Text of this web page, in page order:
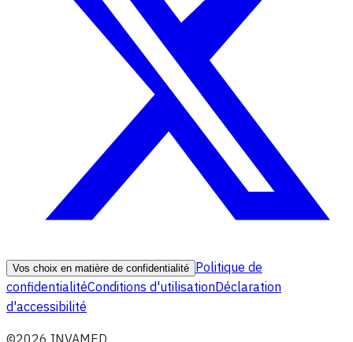
Vos choix en matière de confidentialité Politique de
confidentialitéConditions d'utilisationDéclaration
d'accessibilité
©2026 INVAMED